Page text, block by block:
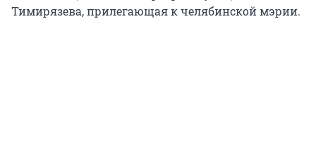
Тимирязева, прилегающая к челябинской мэрии.